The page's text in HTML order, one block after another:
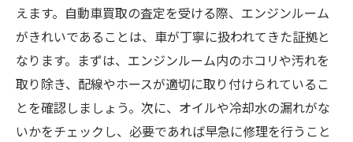
えます。自動車買取の査定を受ける際、エンジンルーム
がきれいであることは、車が丁寧に扱われてきた証拠と
なります。まずは、エンジンルーム内のホコリや汚れを
取り除き、配線やホースが適切に取り付けられているこ
とを確認しましょう。次に、オイルや冷却水の漏れがな
いかをチェックし、必要であれば早急に修理を行うこと